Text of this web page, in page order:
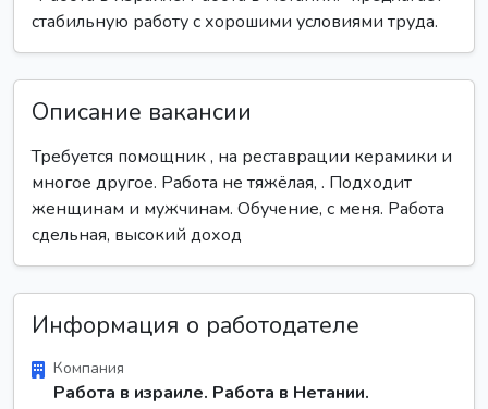
стабильную работу с хорошими условиями труда.
Описание вакансии
Требуется помощник , на реставрации керамики и
многое другое. Работа не тяжёлая, . Подходит
женщинам и мужчинам. Обучение, с меня. Работа
сдельная, высокий доход
Информация о работодателе
Компания
Работа в израиле. Работа в Нетании.